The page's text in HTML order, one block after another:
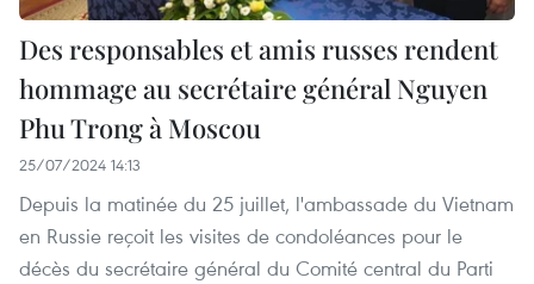
Des responsables et amis russes rendent
hommage au secrétaire général Nguyen
Phu Trong à Moscou
25/07/2024 14:13
Depuis la matinée du 25 juillet, l'ambassade du Vietnam
en Russie reçoit les visites de condoléances pour le
décès du secrétaire général du Comité central du Parti